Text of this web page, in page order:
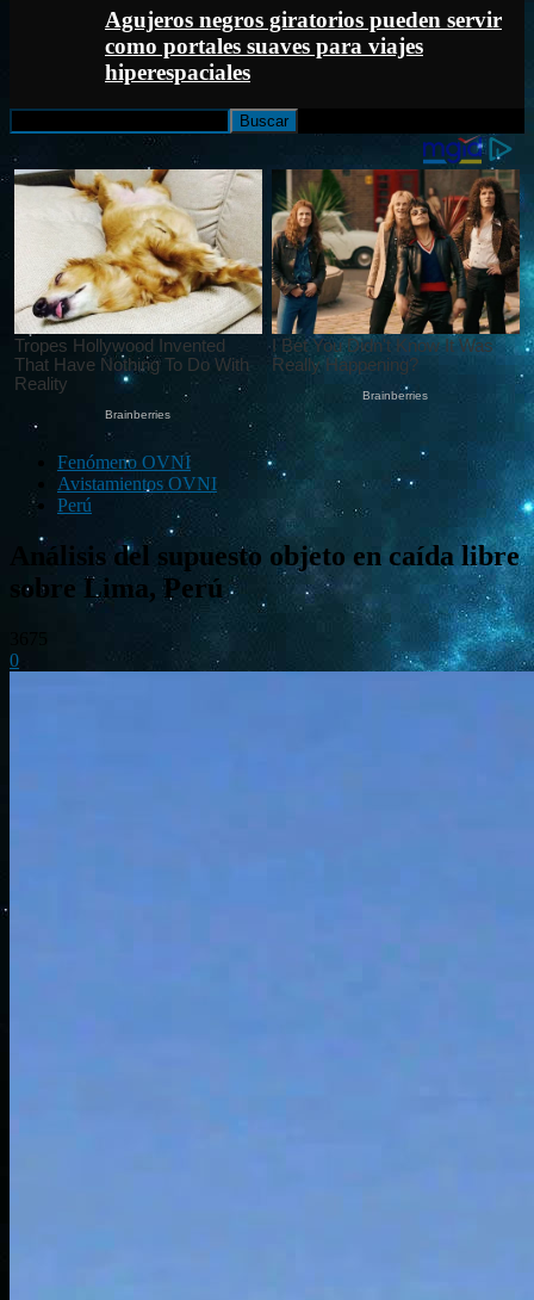
Agujeros negros giratorios pueden servir
como portales suaves para viajes
hiperespaciales
Fenómeno OVNI
Avistamientos OVNI
Perú
Análisis del supuesto objeto en caída libre
sobre Lima, Perú
0